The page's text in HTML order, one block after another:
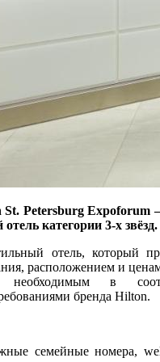
St. Petersburg Expoforum
категории 3-х звёзд.
отель, который
расположением и
в
бренда Hilton.
семейные номера,